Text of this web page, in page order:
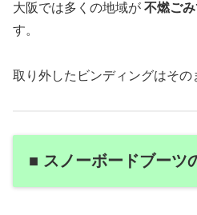
大阪では多くの地域が 不燃ご
す。
取り外したビンディングはその
■ スノーボードブーツ